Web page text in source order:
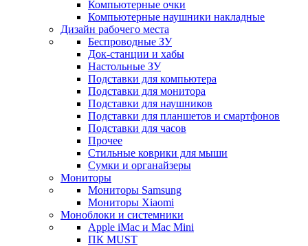
Компьютерные очки
Компьютерные наушники накладные
Дизайн рабочего места
Беспроводные ЗУ
Док-станции и хабы
Настольные ЗУ
Подставки для компьютера
Подставки для монитора
Подставки для наушников
Подставки для планшетов и смартфонов
Подставки для часов
Прочее
Стильные коврики для мыши
Сумки и органайзеры
Мониторы
Мониторы Samsung
Мониторы Xiaomi
Моноблоки и системники
Apple iMac и Mac Mini
ПК MUST